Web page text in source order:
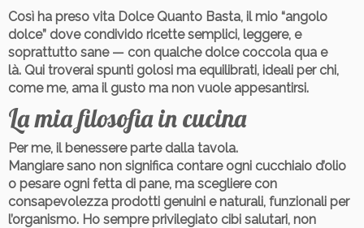
Così ha preso vita Dolce Quanto Basta, il mio “angolo
dolce” dove condivido ricette semplici, leggere, e
soprattutto sane — con qualche dolce coccola qua e
là. Qui troverai spunti golosi ma equilibrati, ideali per chi,
come me, ama il gusto ma non vuole appesantirsi.
La mia filosofia in cucina
Per me, il benessere parte dalla tavola.
Mangiare sano non significa contare ogni cucchiaio d’olio
o pesare ogni fetta di pane, ma scegliere con
consapevolezza prodotti genuini e naturali, funzionali per
l’organismo. Ho sempre privilegiato cibi salutari, non